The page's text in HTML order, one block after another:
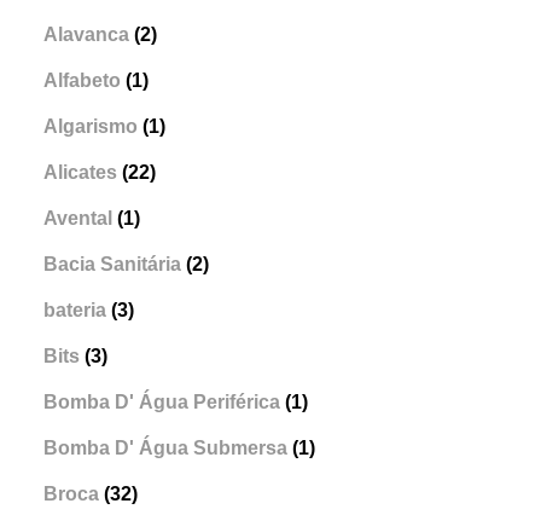
Alavanca (2)
Alfabeto (1)
Algarismo (1)
Alicates (22)
Avental (1)
Bacia Sanitária (2)
bateria (3)
Bits (3)
Bomba D' Água Periférica (1)
Bomba D' Água Submersa (1)
Broca (32)